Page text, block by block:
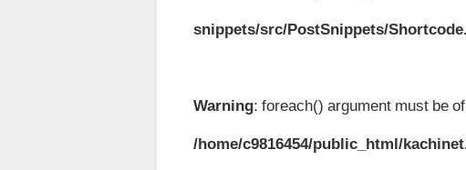
snippets/src/PostSnippets/
Warning: foreach() argument must be
/home/c9816454/public_html/